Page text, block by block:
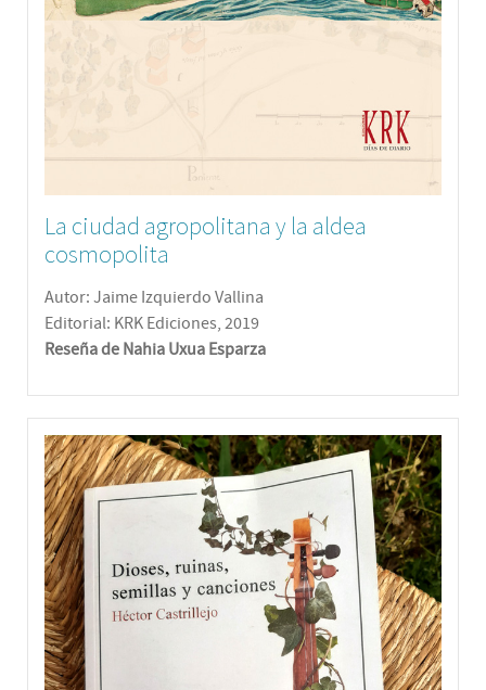
La ciudad agropolitana y la aldea
cosmopolita
Autor: Jaime Izquierdo Vallina
Editorial: KRK Ediciones, 2019
Reseña de Nahia Uxua Esparza